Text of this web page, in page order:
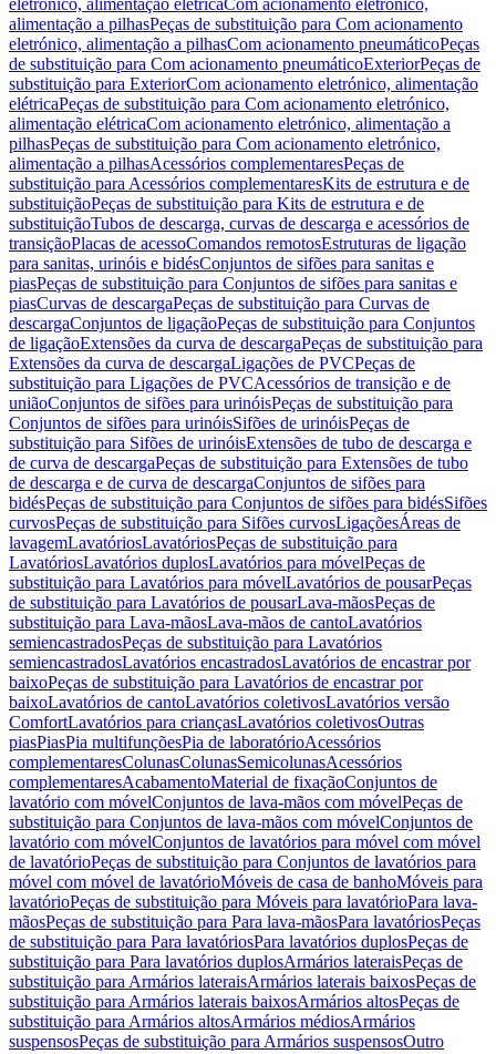
eletrónico, alimentação elétricaCom acionamento eletrónico,
alimentação a pilhasPeças de substituição para Com acionamento
eletrónico, alimentação a pilhasCom acionamento pneumáticoPeças
de substituição para Com acionamento pneumáticoExteriorPeças de
substituição para ExteriorCom acionamento eletrónico, alimentação
elétricaPeças de substituição para Com acionamento eletrónico,
alimentação elétricaCom acionamento eletrónico, alimentação a
pilhasPeças de substituição para Com acionamento eletrónico,
alimentação a pilhasAcessórios complementaresPeças de
substituição para Acessórios complementaresKits de estrutura e de
substituiçãoPeças de substituição para Kits de estrutura e de
substituiçãoTubos de descarga, curvas de descarga e acessórios de
transiçãoPlacas de acessoComandos remotosEstruturas de ligação
para sanitas, urinóis e bidésConjuntos de sifões para sanitas e
piasPeças de substituição para Conjuntos de sifões para sanitas e
piasCurvas de descargaPeças de substituição para Curvas de
descargaConjuntos de ligaçãoPeças de substituição para Conjuntos
de ligaçãoExtensões da curva de descargaPeças de substituição para
Extensões da curva de descargaLigações de PVCPeças de
substituição para Ligações de PVCAcessórios de transição e de
uniãoConjuntos de sifões para urinóisPeças de substituição para
Conjuntos de sifões para urinóisSifões de urinóisPeças de
substituição para Sifões de urinóisExtensões de tubo de descarga e
de curva de descargaPeças de substituição para Extensões de tubo
de descarga e de curva de descargaConjuntos de sifões para
bidésPeças de substituição para Conjuntos de sifões para bidésSifões
curvosPeças de substituição para Sifões curvosLigaçõesÁreas de
lavagemLavatóriosLavatóriosPeças de substituição para
LavatóriosLavatórios duplosLavatórios para móvelPeças de
substituição para Lavatórios para móvelLavatórios de pousarPeças
de substituição para Lavatórios de pousarLava-mãosPeças de
substituição para Lava-mãosLava-mãos de cantoLavatórios
semiencastradosPeças de substituição para Lavatórios
semiencastradosLavatórios encastradosLavatórios de encastrar por
baixoPeças de substituição para Lavatórios de encastrar por
baixoLavatórios de cantoLavatórios coletivosLavatórios versão
ComfortLavatórios para criançasLavatórios coletivosOutras
piasPiasPia multifunçõesPia de laboratórioAcessórios
complementaresColunasColunasSemicolunasAcessórios
complementaresAcabamentoMaterial de fixaçãoConjuntos de
lavatório com móvelConjuntos de lava-mãos com móvelPeças de
substituição para Conjuntos de lava-mãos com móvelConjuntos de
lavatório com móvelConjuntos de lavatórios para móvel com móvel
de lavatórioPeças de substituição para Conjuntos de lavatórios para
móvel com móvel de lavatórioMóveis de casa de banhoMóveis para
lavatórioPeças de substituição para Móveis para lavatórioPara lava-
mãosPeças de substituição para Para lava-mãosPara lavatóriosPeças
de substituição para Para lavatóriosPara lavatórios duplosPeças de
substituição para Para lavatórios duplosArmários lateraisPeças de
substituição para Armários lateraisArmários laterais baixosPeças de
substituição para Armários laterais baixosArmários altosPeças de
substituição para Armários altosArmários médiosArmários
suspensosPeças de substituição para Armários suspensosOutro